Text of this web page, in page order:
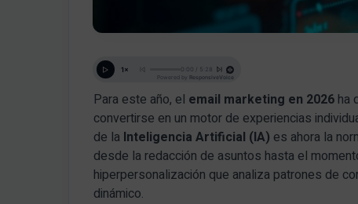
Para este año, el email marketing en 2026 ha
convertirse en un motor de experiencias
de la Inteligencia Artificial (IA) es ahora la
desde la redacción de asuntos hasta el
hiperpersonalización que analiza patrones de
dinámico.